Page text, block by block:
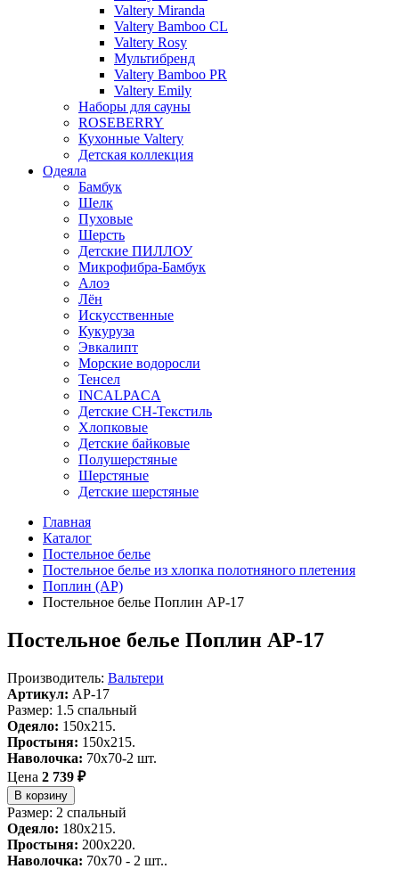
Valtery Miranda
Valtery Bamboo CL
Valtery Rosy
Мультибренд
Valtery Bamboo PR
Valtery Emily
Наборы для сауны
ROSEBERRY
Кухонные Valtery
Детская коллекция
Одеяла
Бамбук
Шелк
Пуховые
Шерсть
Детские ПИЛЛОУ
Микрофибра-Бамбук
Алоэ
Лён
Искусственные
Кукуруза
Эвкалипт
Морские водоросли
Тенсел
INCALPACA
Детские СН-Текстиль
Хлопковые
Детские байковые
Полушерстяные
Шерстяные
Детские шерстяные
Главная
Каталог
Постельное белье
Постельное белье из хлопка полотняного плетения
Поплин (AP)
Постельное белье Поплин AP-17
Постельное белье Поплин AP-17
Производитель: Вальтери
Артикул: AP-17
Размер: 1.5 спальный
Одеяло: 150x215.
Простыня: 150x215.
Наволочка: 70х70-2 шт.
Цена 2 739 ₽
В корзину
Размер: 2 спальный
Одеяло: 180x215.
Простыня: 200x220.
Наволочка: 70x70 - 2 шт..